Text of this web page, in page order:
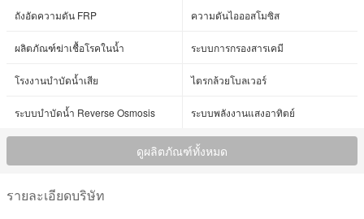
ถังอัดความดัน FRP ความดันไอออสโมซิส
ผลิตภัณฑ์ฆ่าเชื้อโรคในน้ำ ระบบการกรองสารเคมี
โรงงานบำบัดน้ำเสีย ไตรกล้วยโบลเวอร์
ระบบบำบัดน้ำ Reverse Osmosis ระบบพลังงานแสงอาทิตย์
ดูผลิตภัณฑ์ทั้งหมด
รายละเอียดบริษัท